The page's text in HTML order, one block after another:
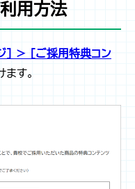
用方法
］ ＞ ［ご採用特典コン
す。